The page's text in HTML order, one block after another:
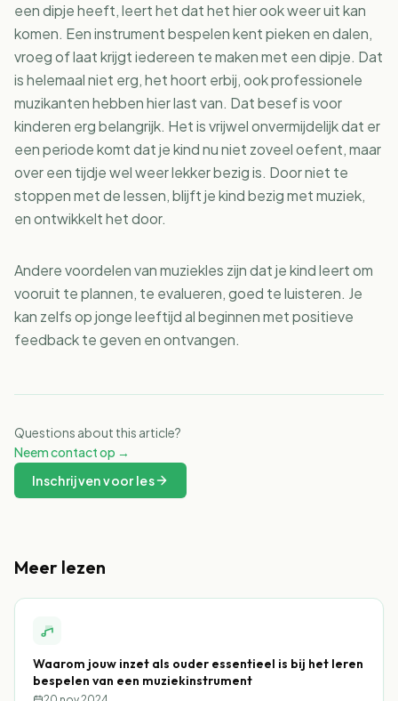
een dipje heeft, leert het dat het hier ook weer uit kan
komen. Een instrument bespelen kent pieken en dalen,
vroeg of laat krijgt iedereen te maken met een dipje. Dat
is helemaal niet erg, het hoort erbij, ook professionele
muzikanten hebben hier last van. Dat besef is voor
kinderen erg belangrijk. Het is vrijwel onvermijdelijk dat er
een periode komt dat je kind nu niet zoveel oefent, maar
over een tijdje wel weer lekker bezig is. Door niet te
stoppen met de lessen, blijft je kind bezig met muziek,
en ontwikkelt het door.
Andere voordelen van muziekles zijn dat je kind leert om
vooruit te plannen, te evalueren, goed te luisteren. Je
kan zelfs op jonge leeftijd al beginnen met positieve
feedback te geven en ontvangen.
Questions about this article?
Neem contact op →
Inschrijven voor les
Meer lezen
Waarom jouw inzet als ouder essentieel is bij het leren
bespelen van een muziekinstrument